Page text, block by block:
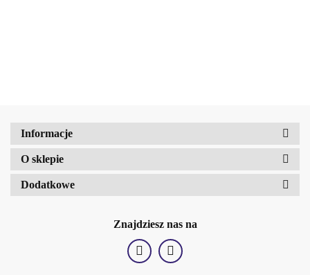
Informacje
O sklepie
Dodatkowe
Znajdziesz nas na